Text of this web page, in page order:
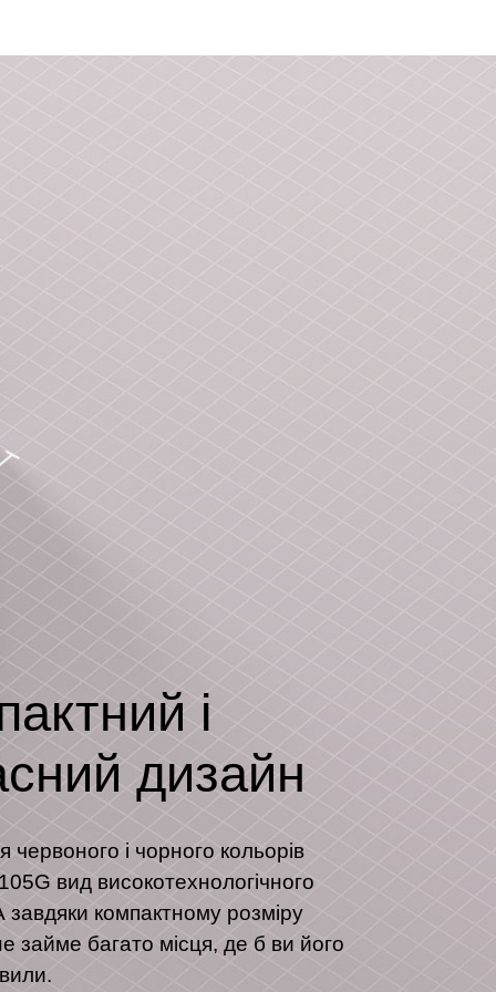
і
дизайн
червоного і чорного кольорів
вид високотехнологічного
завдяки компактному розміру
займе багато місця, де б ви його